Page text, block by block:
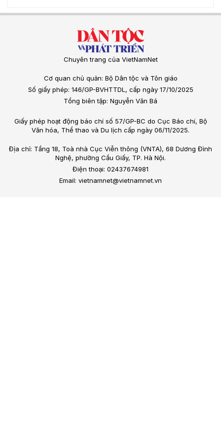
Chuyên trang của VietNamNet
Cơ quan chủ quản: Bộ Dân tộc và Tôn giáo
Số giấy phép: 146/GP-BVHTTDL, cấp ngày 17/10/2025
Tổng biên tập: Nguyễn Văn Bá
Giấy phép hoạt động báo chí số 57/GP-BC do Cục Báo chí, Bộ
Văn hóa, Thể thao và Du lịch cấp ngày 06/11/2025.
Địa chỉ: Tầng 18, Toà nhà Cục Viễn thông (VNTA), 68 Dương Đình
Nghệ, phường Cầu Giấy, TP. Hà Nội.
Điện thoại: 02437674981
Email: vietnamnet@vietnamnet.vn